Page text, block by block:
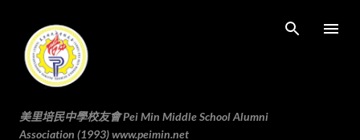
美里培民中學校友會 Pei Min Middle School Alumni
Association (1993) www.peimin.net